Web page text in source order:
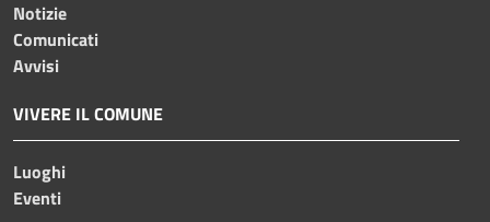
Notizie
Comunicati
Avvisi
VIVERE IL COMUNE
Luoghi
Eventi